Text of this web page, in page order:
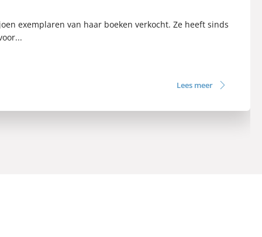
exemplaren van haar boeken verkocht. Ze heeft sinds
Lees meer